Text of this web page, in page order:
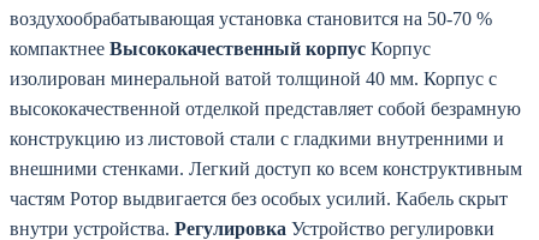
воздухообрабатывающая установка становится на 50-70 %
компактнее Высококачественный корпус Корпус
изолирован минеральной ватой толщиной 40 мм. Корпус с
высококачественной отделкой представляет собой безрамную
конструкцию из листовой стали с гладкими внутренними и
внешними стенками. Легкий доступ ко всем конструктивным
частям Ротор выдвигается без особых усилий. Кабель скрыт
внутри устройства. Регулировка Устройство регулировки